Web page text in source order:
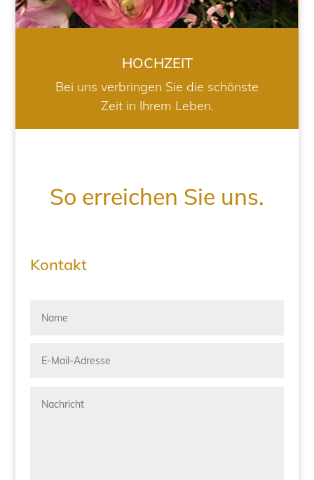
HOCHZEIT
Bei uns verbringen Sie die schönste
Zeit in Ihrem Leben.
So erreichen Sie uns.
Kontakt